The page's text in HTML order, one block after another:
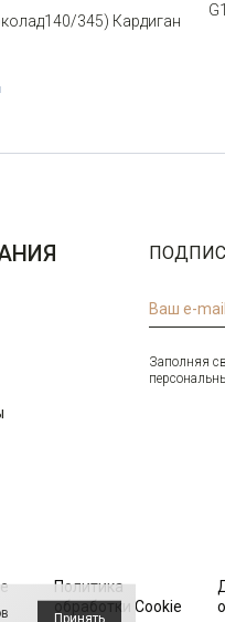
345) Кардиган
Заполняя
Политика
обработки Cookie
Принять